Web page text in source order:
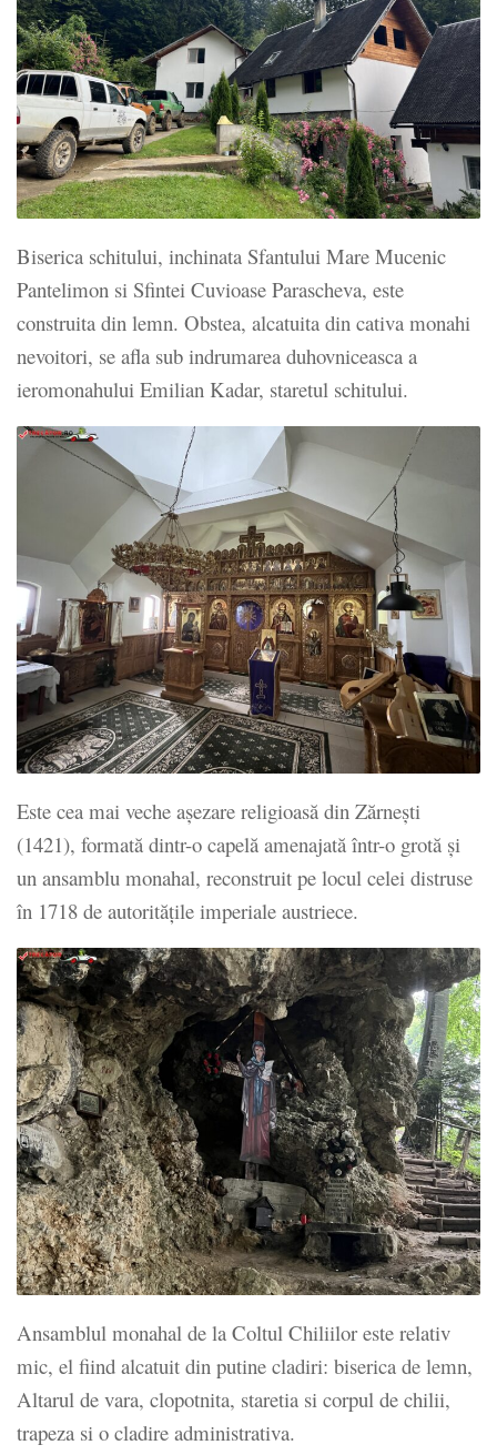
Biserica schitului, inchinata Sfantului Mare Mucenic
Pantelimon si Sfintei Cuvioase Parascheva, este
construita din lemn. Obstea, alcatuita din cativa monahi
nevoitori, se afla sub indrumarea duhovniceasca a
ieromonahului Emilian Kadar, staretul schitului.
Este cea mai veche așezare religioasă din Zărnești
(1421), formată dintr-o capelă amenajată într-o grotă și
un ansamblu monahal, reconstruit pe locul celei distruse
în 1718 de autoritățile imperiale austriece.
Ansamblul monahal de la Coltul Chiliilor este relativ
mic, el fiind alcatuit din putine cladiri: biserica de lemn,
Altarul de vara, clopotnita, staretia si corpul de chilii,
trapeza si o cladire administrativa.